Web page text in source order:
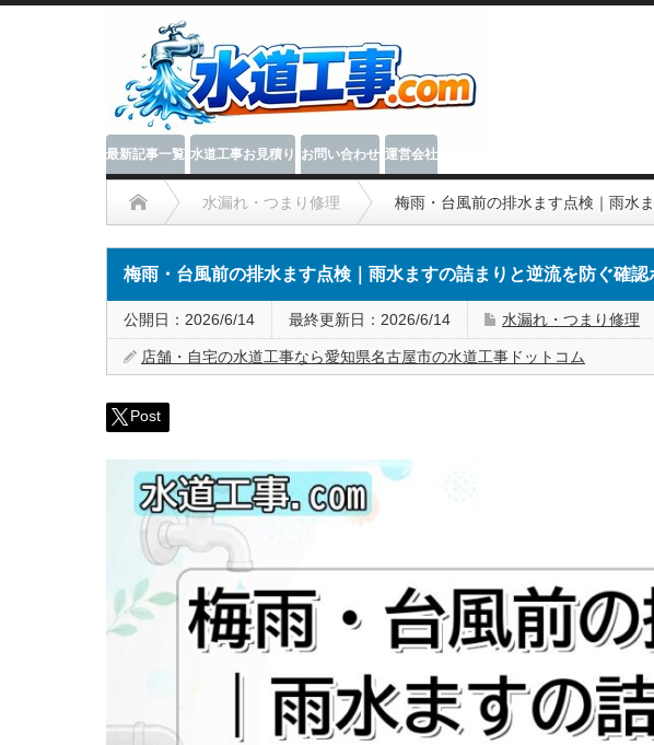
最新記事一覧 水道工事お見積り お問い合わせ 運営会社
水漏れ・つまり修理 梅雨・台風前の排水ます点検｜雨水
梅雨・台風前の排水ます点検｜雨水ますの詰まりと逆流を防ぐ確認
公開日：2026/6/14 最終更新日： 2026/6/14 水漏れ・つまり修理
店舗・自宅の水道工事なら愛知県名古屋市の水道工事ドットコム
Post